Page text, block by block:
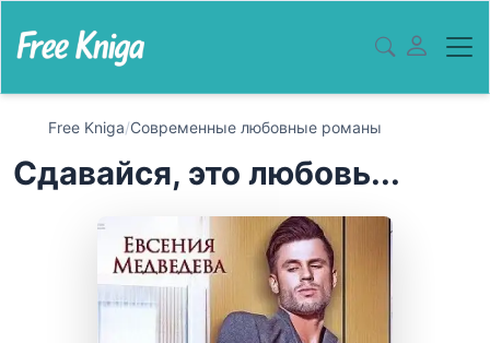
Free Kniga/Современные любовные романы
Сдавайся, это любовь...